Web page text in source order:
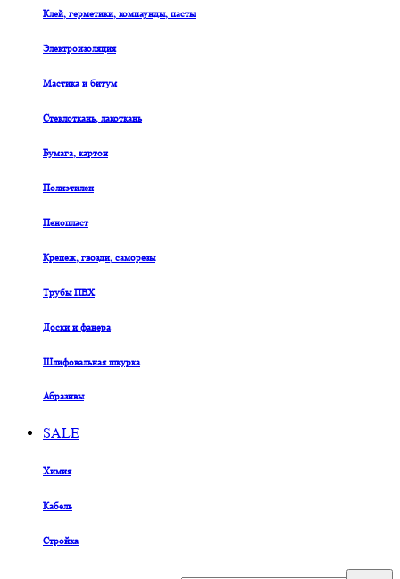
Клей, герметики, компаунды, пасты
Электроизоляция
Мастика и битум
Стеклоткань, лакоткань
Бумага, картон
Полиэтилен
Пенопласт
Крепеж, гвозди, саморезы
Трубы ПВХ
Доски и фанера
Шлифовальная шкурка
Абразивы
SALE
Химия
Кабель
Стройка